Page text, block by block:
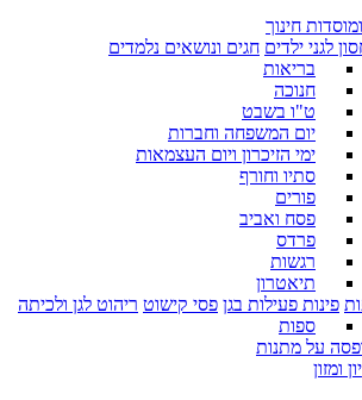
חינוך
לגני ילדים חגים ונושאים נלמדים
בריאות
חנוכה
ט"ו בשבט
יום המשפחה וחברות
ימי הזיכרון ויום העצמאות
סתיו וחורף
פורים
פסח ואביב
פרדס
רגשות
תיאטרון
פינות פעילות בגן פסי קישוט ריהוט לגן ולכיתה
ספות
על מתנות
ומזון